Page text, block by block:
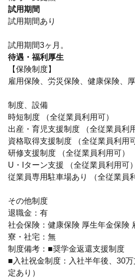
試用期間
試用期間あり
試用期間3ヶ月。
待遇・福利厚生
【保険制度】
雇用保険、労災保険、健康保険、
制度、設備
時短制度 （全従業員利用可）
出産・育児支援制度 （全従業員利
資格取得支援制度 （全従業員利用可
研修支援制度 （全従業員利用可）
U・Iターン支援 （全従業員利用可）
従業員専用駐車場あり （全従業員
その他制度
退職金：有
社会保険：健康保険 厚生年金保険
寮・社宅：無
制度備考：■奨学金返還支援制度
■入社祝金制度：入社半年後、30
定あり）